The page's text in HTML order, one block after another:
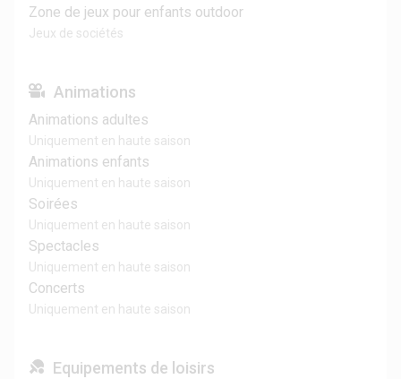
Zone de jeux pour enfants outdoor
Jeux de sociétés
Animations
Animations adultes
Uniquement en haute saison
Animations enfants
Uniquement en haute saison
Soirées
Uniquement en haute saison
Spectacles
Uniquement en haute saison
Concerts
Uniquement en haute saison
Equipements de loisirs